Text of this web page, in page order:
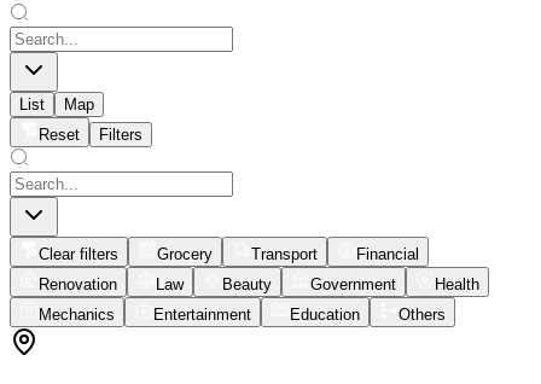
List
Map
Reset
Filters
Clear filters Grocery Transport
Financial
Renovation
Law Beauty Government
Health
Mechanics
Entertainment Education Others